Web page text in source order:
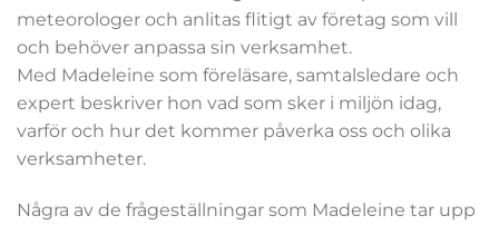
meteorologer och anlitas flitigt av företag som vill
och behöver anpassa sin verksamhet.
Med Madeleine som föreläsare, samtalsledare och
expert beskriver hon vad som sker i miljön idag,
varför och hur det kommer påverka oss och olika
verksamheter.
Några av de frågeställningar som Madeleine tar upp